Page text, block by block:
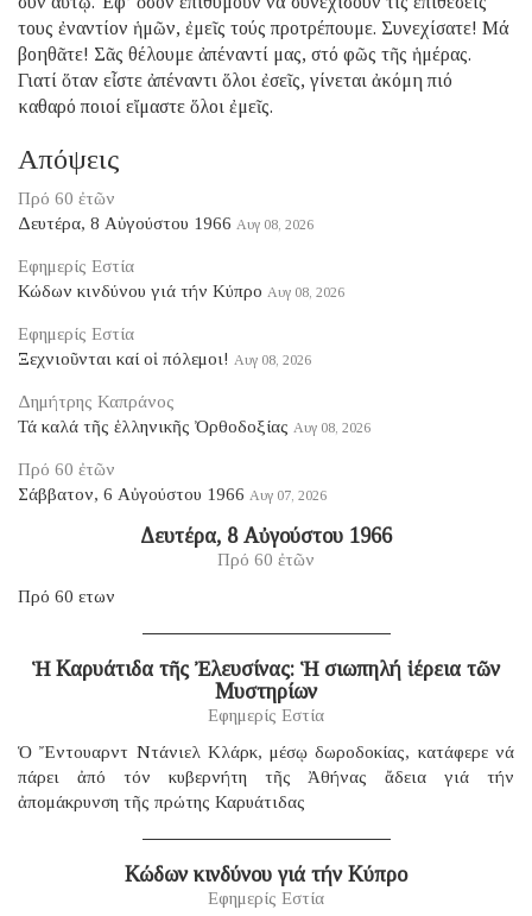
τους ἐναντίον ἡμῶν, ἐμεῖς τούς προτρέπουμε. Συνεχίσατε! Μά
βοηθᾶτε! Σᾶς θέλουμε ἀπέναντί μας, στό φῶς τῆς ἡμέρας.
Γιατί ὅταν εἶστε ἀπέναντι ὅλοι ἐσεῖς, γίνεται ἀκόμη πιό
καθαρό ποιοί εἴμαστε ὅλοι ἐμεῖς.
Απόψεις
Πρό 60 ἐτῶν
Δευτέρα, 8 Αὐγούστου 1966 Αυγ 08, 2026
Εφημερίς Εστία
Κώδων κινδύνου γιά τήν Κύπρο Αυγ 08, 2026
Εφημερίς Εστία
Ξεχνιοῦνται καί οἱ πόλεμοι! Αυγ 08, 2026
Δημήτρης Καπράνος
Τά καλά τῆς ἑλληνικῆς Ὀρθοδοξίας Αυγ 08, 2026
Πρό 60 ἐτῶν
Σάββατον, 6 Αὐγούστου 1966 Αυγ 07, 2026
Δευτέρα, 8 Αὐγούστου 1966
Πρό 60 ἐτῶν
Πρό 60 ετων
Ἡ Καρυάτιδα τῆς Ἐλευσίνας: Ἡ σιωπηλή ἱέρεια τῶν
Μυστηρίων
Εφημερίς Εστία
Ὁ Ἔντουαρντ Ντάνιελ Κλάρκ, μέσῳ δωροδοκίας, κατάφερε νά
πάρει ἀπό τόν κυβερνήτη τῆς Ἀθήνας ἄδεια γιά τήν
ἀπομάκρυνση τῆς πρώτης Καρυάτιδας
Κώδων κινδύνου γιά τήν Κύπρο
Εφημερίς Εστία